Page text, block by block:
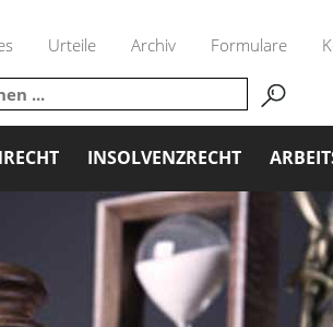
Urteile Archiv Formulare
INSOLVENZRECHT